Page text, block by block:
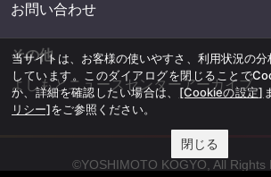
お問い合わせ
その他
よしもとニュースセンターアーカイブ
©YOSHIMOTO KOGYO, All Rights
当サイトは、お客様の使いやすさ、利用状況の
しています。このダイアログを閉じることで
か、詳細を確認したい場合は、 [Cookieの設定]
リシー]をご参照ください。
閉じる